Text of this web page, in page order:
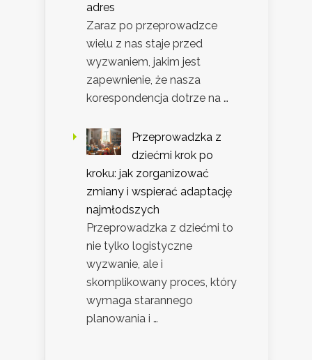
adres
Zaraz po przeprowadzce
wielu z nas staje przed
wyzwaniem, jakim jest
zapewnienie, że nasza
korespondencja dotrze na …
Przeprowadzka z
dziećmi krok po
kroku: jak zorganizować
zmiany i wspierać adaptację
najmłodszych
Przeprowadzka z dziećmi to
nie tylko logistyczne
wyzwanie, ale i
skomplikowany proces, który
wymaga starannego
planowania i …